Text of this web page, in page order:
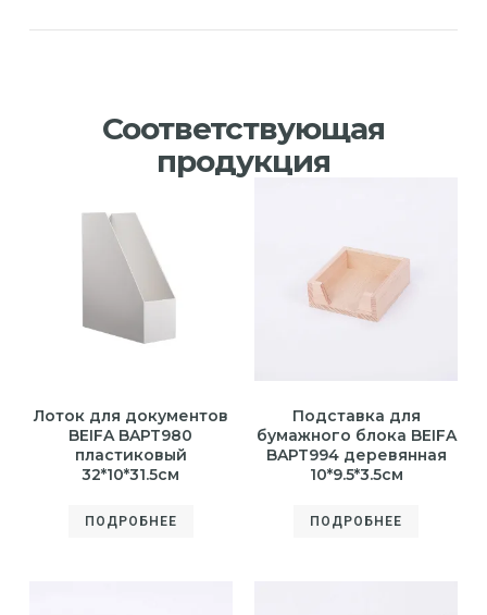
Соответствующая
продукция
Лоток для документов
BEIFA BAPT980
пластиковый
32*10*31.5см
ПОДРОБНЕЕ
Подставка для
бумажного блока BEIFA
BAPT994 деревянная
10*9.5*3.5см
ПОДРОБНЕЕ